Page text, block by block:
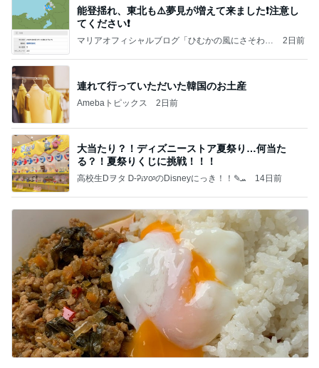
能登揺れ、東北も⚠️夢見が増えて来ました❗️注意し
てください❗️
マリアオフィシャルブログ「ひむかの風にさそわれ
2日前
連れて行っていただいた韓国のお土産
Amebaトピックス 2日前
大当たり？！ディズニーストア夏祭り…何当た
る？！夏祭りくじに挑戦！！！
高校生Dヲタ Ꭰ-ᎮꭵꭹꭴのDisneyにっき！！✎ܚ 14日前